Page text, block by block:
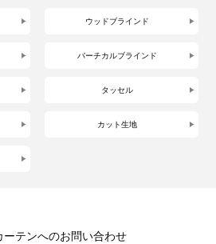
ウッドブラインド
バーチカルブラインド
タッセル
カット生地
ーテンへのお問い合わせ